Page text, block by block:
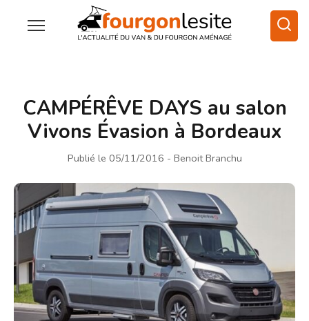
CAMPÉRÊVE DAYS au salon
Vivons Évasion à Bordeaux
Publié le 05/11/2016 - Benoit Branchu